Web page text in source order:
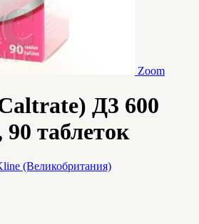
Zoom
Д3 600
таблеток
(Великобритания)